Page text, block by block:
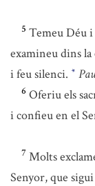
5 Temeu Déu
examineu dins
i feu silenci. *
6 Oferiu els
i confieu en el
7 Molts
Senyor, que